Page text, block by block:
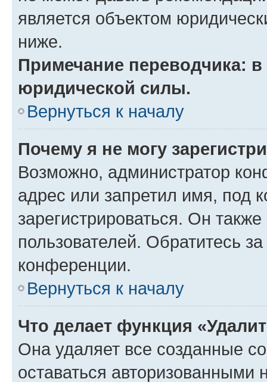
является объектом
ниже.
Примечание переводчика:
юридической силы.
Вернуться к началу
Почему я не могу
Возможно, администратор
адрес или запретил имя, под
зарегистрироваться. Он
пользователей. Обратитесь
конференции.
Вернуться к началу
Что делает функция
Она удаляет все созданные
оставаться авторизованными